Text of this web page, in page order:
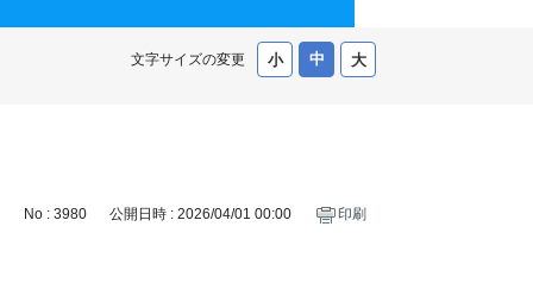
文字サイズの変更
No : 3980 公開日時 : 2026/04/01 00:00 印刷